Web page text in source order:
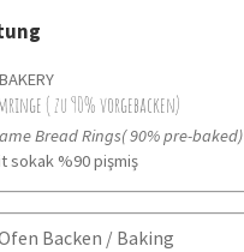
( zu 90% vorgebacken)
Bread Rings( 90% pre-baked)
sokak %90 pişmiş
Backen / Baking